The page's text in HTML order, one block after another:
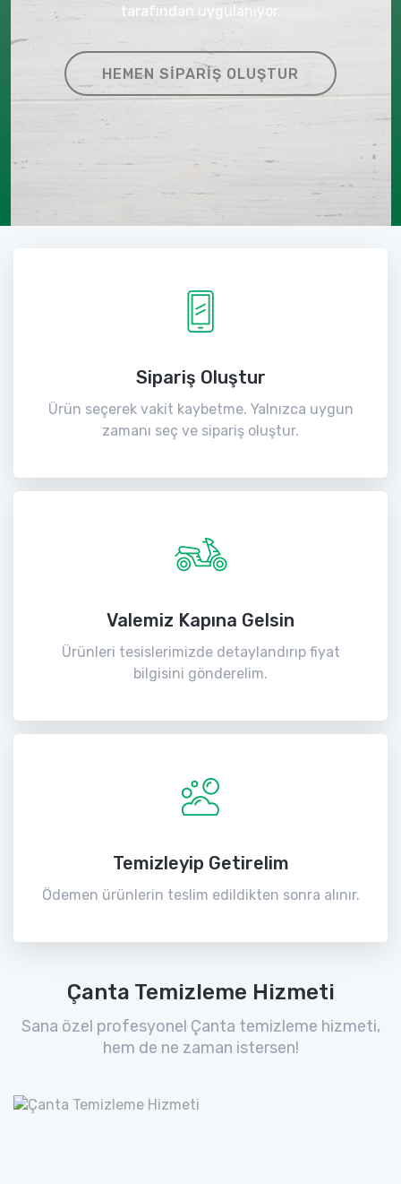
tarafından uygulanıyor.
HEMEN SIPARIŞ OLUŞTUR
Sipariş Oluştur
Ürün seçerek vakit kaybetme. Yalnızca uygun
zamanı seç ve sipariş oluştur.
Valemiz Kapına Gelsin
Ürünleri tesislerimizde detaylandırıp fiyat
bilgisini gönderelim.
Temizleyip Getirelim
Ödemen ürünlerin teslim edildikten sonra alınır.
Çanta Temizleme Hizmeti
Sana özel profesyonel Çanta temizleme hizmeti,
hem de ne zaman istersen!